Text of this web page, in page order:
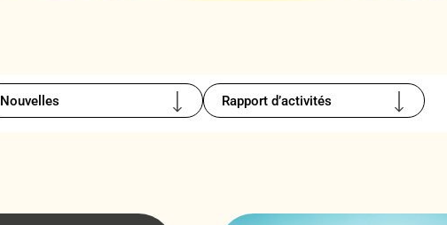
Nouvelles Rapport d’activités